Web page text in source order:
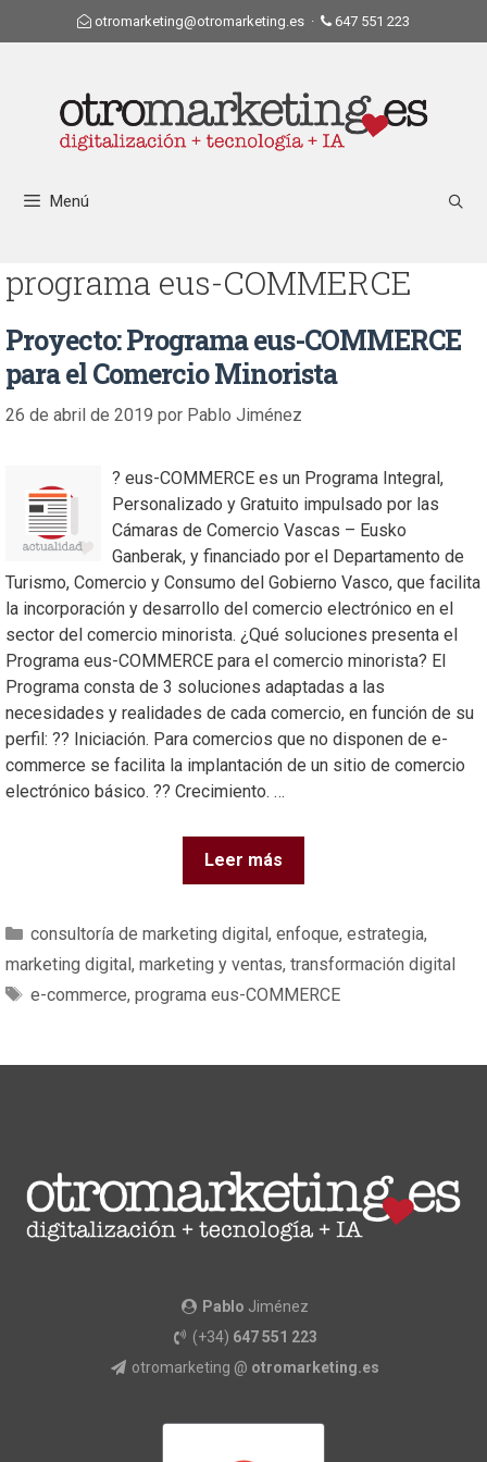
otromarketing@otromarketing.es · 647 551 223
Menú
programa eus-COMMERCE
Proyecto: Programa eus-COMMERCE
para el Comercio Minorista
26 de abril de 2019 por Pablo Jiménez
? eus-COMMERCE es un Programa Integral,
Personalizado y Gratuito impulsado por las
Cámaras de Comercio Vascas – Eusko
Ganberak, y financiado por el Departamento de
Turismo, Comercio y Consumo del Gobierno Vasco, que facilita
la incorporación y desarrollo del comercio electrónico en el
sector del comercio minorista. ¿Qué soluciones presenta el
Programa eus-COMMERCE para el comercio minorista? El
Programa consta de 3 soluciones adaptadas a las
necesidades y realidades de cada comercio, en función de su
perfil: ?? Iniciación. Para comercios que no disponen de e-
commerce se facilita la implantación de un sitio de comercio
electrónico básico. ?? Crecimiento. …
Leer más
consultoría de marketing digital, enfoque, estrategia,
marketing digital, marketing y ventas, transformación digital
e-commerce, programa eus-COMMERCE
Pablo Jiménez
(+34) 647 551 223
otromarketing @ otromarketing.es